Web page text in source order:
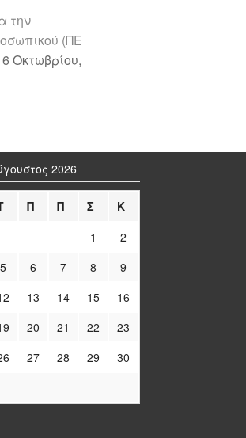
την
(ΠΕ
Οκτωβρίου,
2026
Π Π Σ
Κ
1
2
5 6 7 8
9
13 14 15
16
20 21 22
23
27 28 29
30